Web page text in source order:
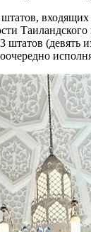
входящих
Таиландского
штатов